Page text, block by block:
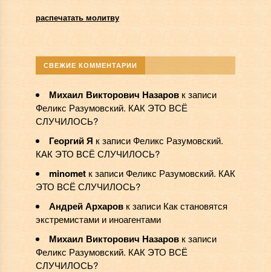
распечатать молитву
СВЕЖИЕ КОММЕНТАРИИ
Михаил Викторович Назаровк записи
Феликс Разумовский. КАК ЭТО ВСЁ
СЛУЧИЛОСЬ?
Георгий Я к записиФеликс Разумовский.
КАК ЭТО ВСЁ СЛУЧИЛОСЬ?
minometк записиФеликс Разумовский. КАК
ЭТО ВСЁ СЛУЧИЛОСЬ?
Андрей Архаровк записи Как становятся
экстремистами и иноагентами
Михаил Викторович Назаровк записи
Феликс Разумовский. КАК ЭТО ВСЁ
СЛУЧИЛОСЬ?